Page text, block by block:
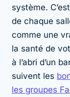
système.
de chaque
comme une
la santé de
à l’abri d’un
suivent les
les groupes